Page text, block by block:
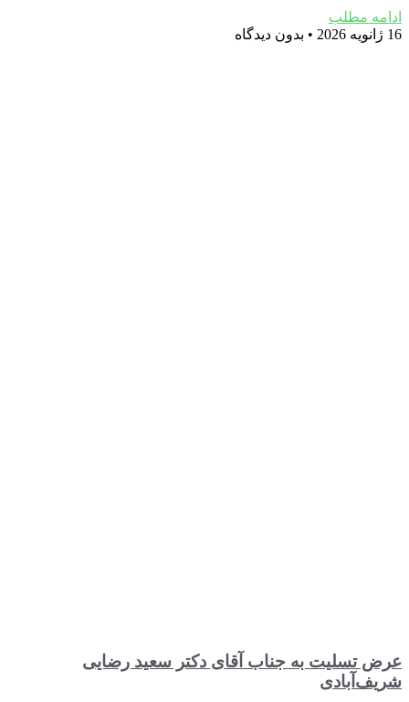
ادامه مطلب
16 ژانویه 2026
بدون دیدگاه
عرض تسلیت به جناب آقای دکتر سعید رضایی
شریف‌آبادی